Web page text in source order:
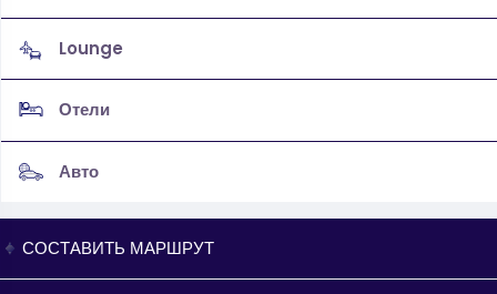
Lounge
Отели
Авто
СОСТАВИТЬ МАРШРУТ